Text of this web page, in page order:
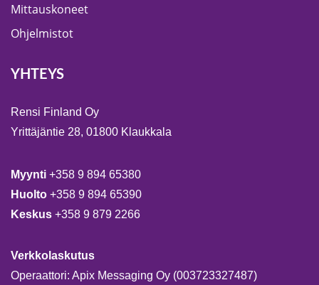
Mittauskoneet
Ohjelmistot
YHTEYS
Rensi Finland Oy
Yrittäjäntie 28, 01800 Klaukkala
Myynti +358 9 894 65380
Huolto +358 9 894 65390
Keskus +358 9 879 2266
Verkkolaskutus
Operaattori: Apix Messaging Oy (003723327487)